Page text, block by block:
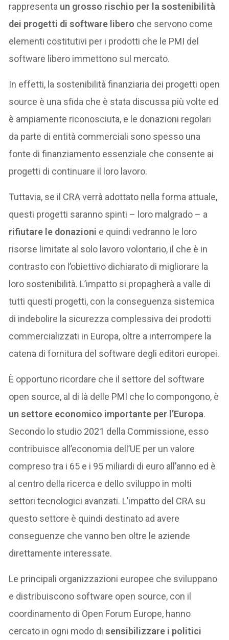
rappresenta un grosso rischio per la sostenibilità
dei progetti di software libero che servono come
elementi costitutivi per i prodotti che le PMI del
software libero immettono sul mercato.
In effetti, la sostenibilità finanziaria dei progetti open
source è una sfida che è stata discussa più volte ed
è ampiamente riconosciuta, e le donazioni regolari
da parte di entità commerciali sono spesso una
fonte di finanziamento essenziale che consente ai
progetti di continuare il loro lavoro.
Tuttavia, se il CRA verrà adottato nella forma attuale,
questi progetti saranno spinti – loro malgrado – a
rifiutare le donazioni e quindi vedranno le loro
risorse limitate al solo lavoro volontario, il che è in
contrasto con l’obiettivo dichiarato di migliorare la
loro sostenibilità. L’impatto si propagherà a valle di
tutti questi progetti, con la conseguenza sistemica
di indebolire la sicurezza complessiva dei prodotti
commercializzati in Europa, oltre a interrompere la
catena di fornitura del software degli editori europei.
È opportuno ricordare che il settore del software
open source, al di là delle PMI che lo compongono, è
un settore economico importante per l’Europa.
Secondo lo studio 2021 della Commissione, esso
contribuisce all’economia dell’UE per un valore
compreso tra i 65 e i 95 miliardi di euro all’anno ed è
al centro della ricerca e dello sviluppo in molti
settori tecnologici avanzati. L’impatto del CRA su
questo settore è quindi destinato ad avere
conseguenze che vanno ben oltre le aziende
direttamente interessate.
Le principali organizzazioni europee che sviluppano
e distribuiscono software open source, con il
coordinamento di Open Forum Europe, hanno
cercato in ogni modo disensibilizzare i politici